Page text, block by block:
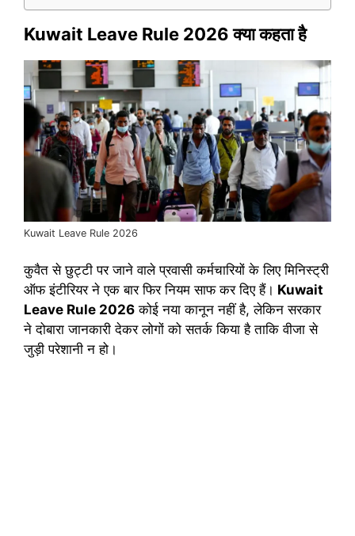
Kuwait Leave Rule 2026 क्या कहता है
Kuwait Leave Rule 2026
कुवैत से छुट्टी पर जाने वाले प्रवासी कर्मचारियों के लिए मिनिस्ट्री
ऑफ इंटीरियर ने एक बार फिर नियम साफ कर दिए हैं। Kuwait
Leave Rule 2026 कोई नया कानून नहीं है, लेकिन सरकार
ने दोबारा जानकारी देकर लोगों को सतर्क किया है ताकि वीजा से
जुड़ी परेशानी न हो।